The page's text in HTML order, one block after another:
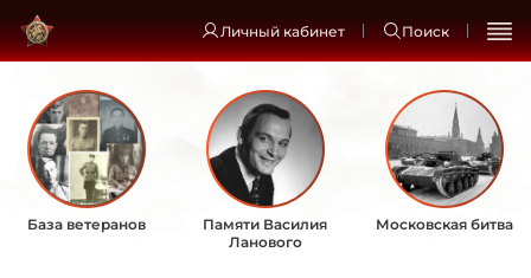
Личный кабинет Поиск
База ветеранов
Памяти Василия
Ланового
Московская битва